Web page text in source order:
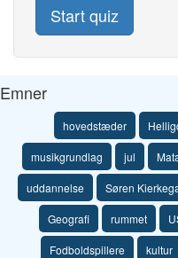
Start quiz
Emner
hovedstæder
musikgrundlag jul
uddannelse Søren
Geografi rummet
Fodboldspillere kultur